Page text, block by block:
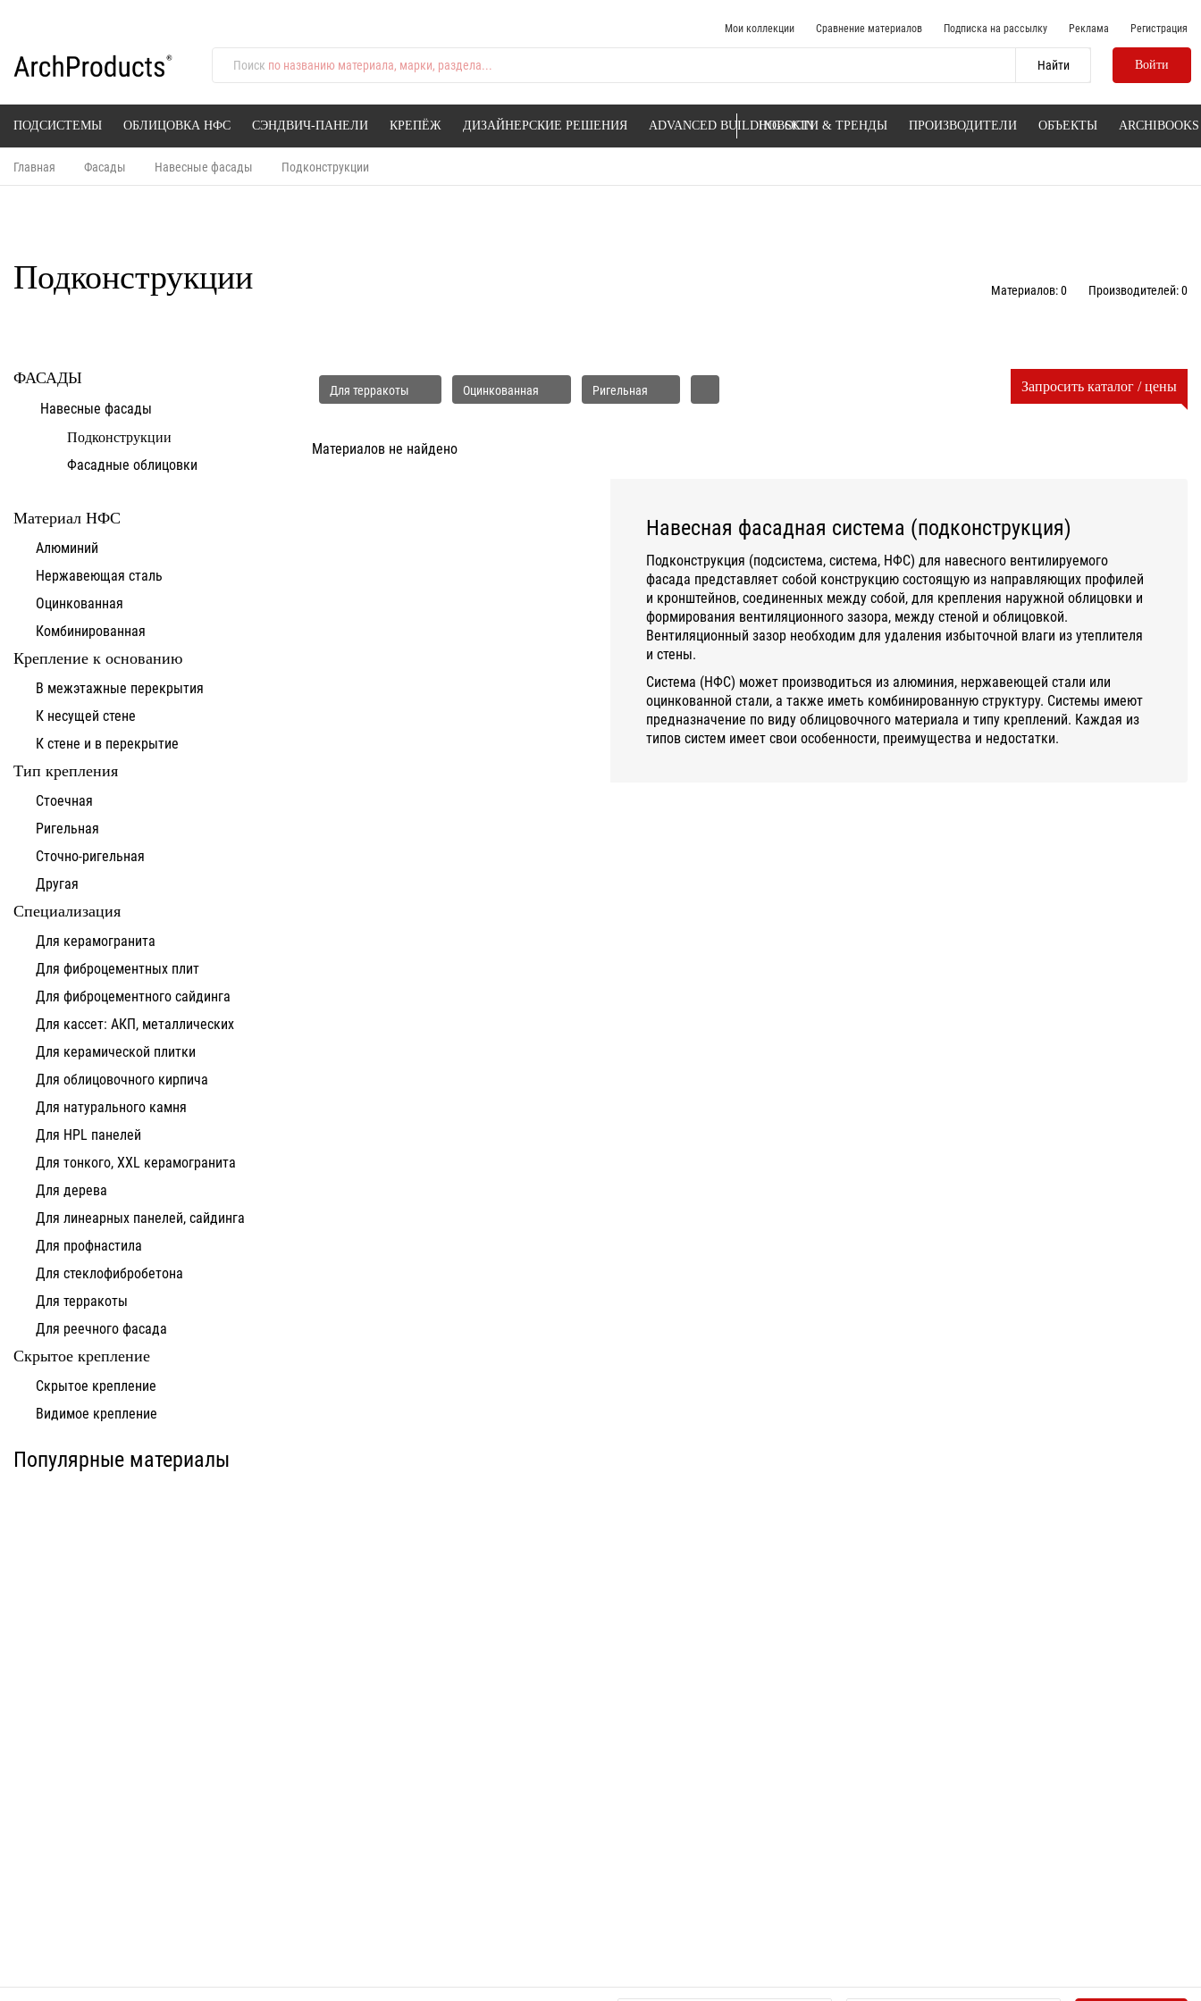
Мои коллекции Сравнение материалов Подписка на рассылку Реклама Регистрация
Поиск по названию материала, марки, раздела... Войти
ПОДСИСТЕМЫ ОБЛИЦОВКА НФС СЭНДВИЧ-ПАНЕЛИ КРЕПЁЖ ДИЗАЙНЕРСКИЕ РЕШЕНИЯ ADVANCED BUILDING SKINНОВОСТИ & ТРЕНДЫ ПРОИЗВОДИТЕЛИ ОБЪЕКТЫ ARCHIBOOKS
Главная Фасады Навесные фасады Подконструкции
Подконструкции Материалов: 0 Производителей: 0
ФАСАДЫ
Навесные фасады
Подконструкции
Фасадные облицовки
Материал НФС
Алюминий
Нержавеющая сталь
Оцинкованная
Комбинированная
Крепление к основанию
В межэтажные перекрытия
К несущей стене
К стене и в перекрытие
Тип крепления
Стоечная
Ригельная
Сточно-ригельная
Другая
Специализация
Для керамогранита
Для фиброцементных плит
Для фиброцементного сайдинга
Для кассет: АКП, металлических
Для керамической плитки
Для облицовочного кирпича
Для натурального камня
Для HPL панелей
Для тонкого, XXL керамогранита
Для дерева
Для линеарных панелей, сайдинга
Для профнастила
Для стеклофибробетона
Для терракоты
Для реечного фасада
Скрытое крепление
Скрытое крепление
Видимое крепление
Популярные материалы
Система для
облицовки
клинкерными
плитками «под
Альтернатива Альтернатива
Для терракоты Оцинкованная Ригельная Запросить каталог / цены
Материалов не найдено
Навесная фасадная система (подконструкция)
Подконструкция (подсистема, система, НФС) для навесного вентилируемого
фасада представляет собой конструкцию состоящую из направляющих профилей
и кронштейнов, соединенных между собой, для крепления наружной облицовки и
формирования вентиляционного зазора, между стеной и облицовкой.
Вентиляционный зазор необходим для удаления избыточной влаги из утеплителя
и стены.
Система (НФС) может производиться из алюминия, нержавеющей стали или
оцинкованной стали, а также иметь комбинированную структуру. Системы имеют
предназначение по виду облицовочного материала и типу креплений. Каждая из
типов систем имеет свои особенности, преимущества и недостатки.